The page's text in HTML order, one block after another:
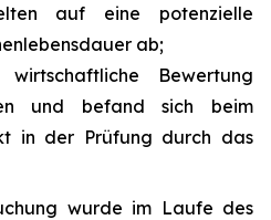
auf eine potenzielle
ab;
wirtschaftliche Bewertung
und befand sich beim
in der Prüfung durch das
wurde im Laufe des